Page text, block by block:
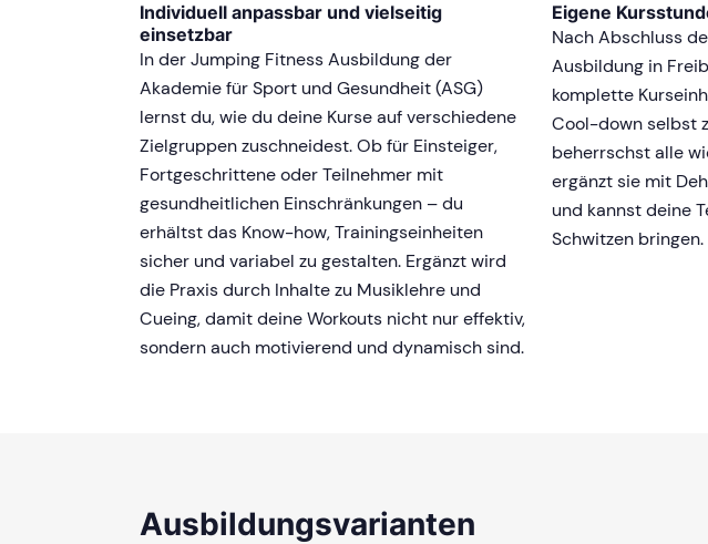
Individuell anpassbar und vielseitig
einsetzbar
In der Jumping Fitness Ausbildung der
Akademie für Sport und Gesundheit (ASG)
lernst du, wie du deine Kurse auf verschiedene
Zielgruppen zuschneidest. Ob für Einsteiger,
Fortgeschrittene oder Teilnehmer mit
gesundheitlichen Einschränkungen – du
erhältst das Know-how, Trainingseinheiten
sicher und variabel zu gestalten. Ergänzt wird
die Praxis durch Inhalte zu Musiklehre und
Cueing, damit deine Workouts nicht nur effektiv,
sondern auch motivierend und dynamisch sind.
Eigene
Nach Abschluss
Ausbildung in
komplette
Cool-down selbst
beherrschst alle
ergänzt sie mit
und kannst deine
Schwitzen bringen.
Ausbildungsvarianten